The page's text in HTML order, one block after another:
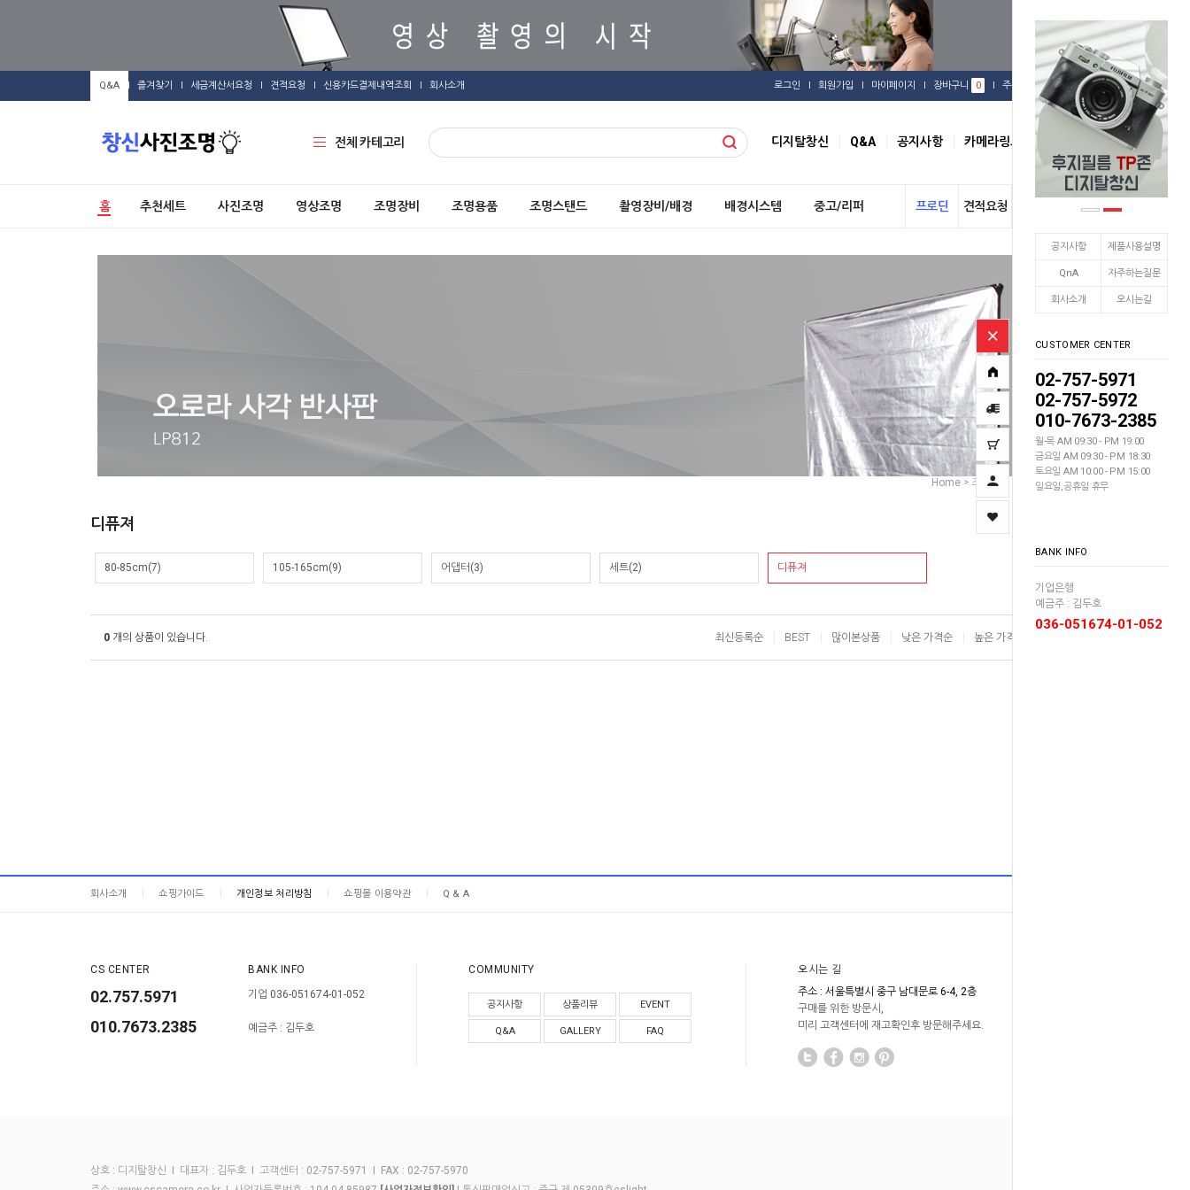
공지사항 제품사용설명
QnA 자주하는질문
회사소개 오시는길
CUSTOMER CENTER
02-757-5971
02-757-5972
010-7673-2385
월-목 AM 09:30 - PM 19:00
금요일 AM 09:30 - PM 18:30
토요일 AM 10:00 - PM 15:00
일요일,공휴일 휴무
BANK INFO
기업은행
예금주 : 김두호
036-051674-01-052
Q&A 즐겨찾기 세금계산서요청 견적요청 신용카드결제내역조회 회사소개 로그인 회원가입 마이페이지 장바구니 0 주문배송 관심상품
전체 카테고리 디지탈창신 Q&A 공지사항 카메라링크
홈 추천세트 사진조명 영상조명 조명장비 조명용품 조명스탠드 촬영장비/배경 배경시스템 중고/리퍼 프로딘 견적요청
Home > 조명장비 엄브렐러 >디퓨져
디퓨져
80-85cm(7) 105-165cm(9) 어댑터(3) 세트(2) 디퓨져
0 개의 상품이 있습니다. 최신등록순 BEST 많이본상품 낮은 가격순 높은 가격순
회사소개 쇼핑가이드 개인정보 처리방침 쇼핑몰 이용약관 Q & A
CS CENTER
02.757.5971
010.7673.2385
BANK INFO
기업 036-051674-01-052
예금주 : 김두호
COMMUNITY
공지사항 상품리뷰 EVENT
Q&A GALLERY FAQ
오시는 길
주소 : 서울특별시 중구 남대문로 6-4, 2층
구매를 위한 방문시,
미리 고객센터에 재고확인후 방문해주세요.
상호 : 디지탈창신 I 대표자 : 김두호 I 고객센터 : 02-757-5971 I FAX : 02-757-5970